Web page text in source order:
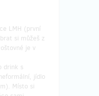
LMH (první
si můžeš z
je v
drink s
jídlo
Místo si